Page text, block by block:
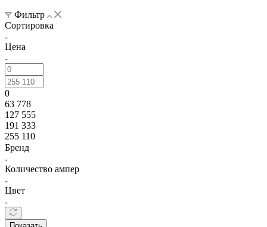
Фильтр
Сортировка
Цена
0
63 778
127 555
191 333
255 110
Бренд
Количество ампер
Цвет